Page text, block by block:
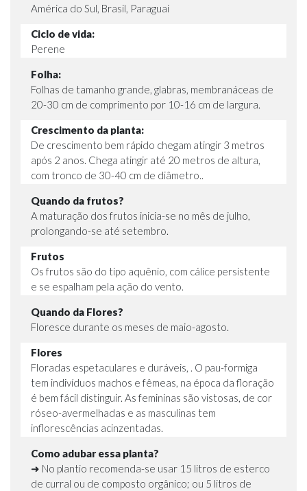
América do Sul, Brasil, Paraguai
Ciclo de vida:
Perene
Folha:
Folhas de tamanho grande, glabras, membranáceas de
20-30 cm de comprimento por 10-16 cm de largura.
Crescimento da planta:
De crescimento bem rápido chegam atingir 3 metros
após 2 anos. Chega atingir até 20 metros de altura,
com tronco de 30-40 cm de diâmetro..
Quando da frutos?
A maturação dos frutos inicia-se no mês de julho,
prolongando-se até setembro.
Frutos
Os frutos são do tipo aquênio, com cálice persistente
e se espalham pela ação do vento.
Quando da Flores?
Floresce durante os meses de maio-agosto.
Flores
Floradas espetaculares e duráveis, . O pau-formiga
tem indivíduos machos e fêmeas, na época da floração
é bem fácil distinguir. As femininas são vistosas, de cor
róseo-avermelhadas e as masculinas tem
inflorescências acinzentadas.
Como adubar essa planta?
➜ No plantio recomenda-se usar 15 litros de esterco
de curral ou de composto orgânico; ou 5 litros de